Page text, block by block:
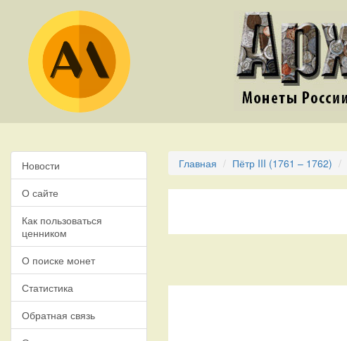
Новости
О сайте
Как пользоваться
ценником
О поиске монет
Статистика
Обратная связь
Главная Пётр III (1761 – 1762)